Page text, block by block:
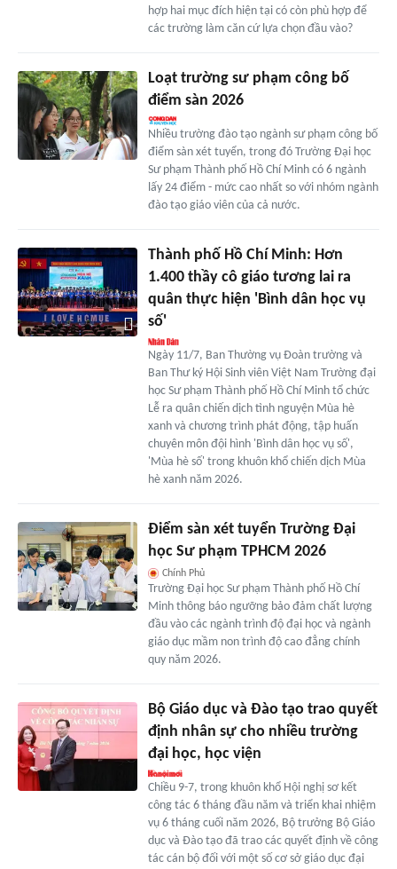
hợp hai mục đích hiện tại có còn phù hợp để
các trường làm căn cứ lựa chọn đầu vào?
Loạt trường sư phạm công bố
điểm sàn 2026
Nhiều trường đào tạo ngành sư phạm công bố
điểm sàn xét tuyển, trong đó Trường Đại học
Sư phạm Thành phố Hồ Chí Minh có 6 ngành
lấy 24 điểm - mức cao nhất so với nhóm ngành
đào tạo giáo viên của cả nước.
Thành phố Hồ Chí Minh: Hơn
1.400 thầy cô giáo tương lai ra
quân thực hiện 'Bình dân học vụ
số'
Ngày 11/7, Ban Thường vụ Đoàn trường và
Ban Thư ký Hội Sinh viên Việt Nam Trường đại
học Sư phạm Thành phố Hồ Chí Minh tổ chức
Lễ ra quân chiến dịch tình nguyện Mùa hè
xanh và chương trình phát động, tập huấn
chuyên môn đội hình 'Bình dân học vụ số',
'Mùa hè số' trong khuôn khổ chiến dịch Mùa
hè xanh năm 2026.
Điểm sàn xét tuyển Trường Đại
học Sư phạm TPHCM 2026
Chính Phủ
Trường Đại học Sư phạm Thành phố Hồ Chí
Minh thông báo ngưỡng bảo đảm chất lượng
đầu vào các ngành trình độ đại học và ngành
giáo dục mầm non trình độ cao đẳng chính
quy năm 2026.
Bộ Giáo dục và Đào tạo trao quyết
định nhân sự cho nhiều trường
đại học, học viện
Chiều 9-7, trong khuôn khổ Hội nghị sơ kết
công tác 6 tháng đầu năm và triển khai nhiệm
vụ 6 tháng cuối năm 2026, Bộ trưởng Bộ Giáo
dục và Đào tạo đã trao các quyết định về công
tác cán bộ đối với một số cơ sở giáo dục đại